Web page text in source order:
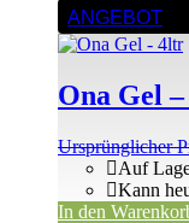
ANGEBOT
Ona Gel
Ursprünglicher
Auf
Kann
In den